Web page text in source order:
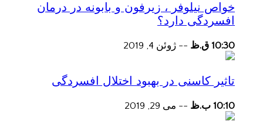
خواص نیلوفر ، زیرفون و بابونه در درمان
افسردگی دارد؟
10:30 ق.ظ -- ژوئن 4, 2019
تاثیر کاسنی در بهبود اختلال افسردگی
10:10 ب.ظ -- می 29, 2019